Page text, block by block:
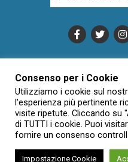
CONDIZIONI DI UTILIZZO
CREDITS
Creative Commons
Consenso per i Cookie
Utilizziamo i cookie sul
l'esperienza più pertinente
visite ripetute. Cliccando su
di TUTTI i cookie. Puoi
fornire un consenso
Impostazione Cookie